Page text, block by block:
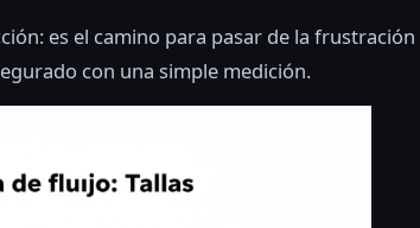
es el camino para pasar de la frustración
con una simple medición.